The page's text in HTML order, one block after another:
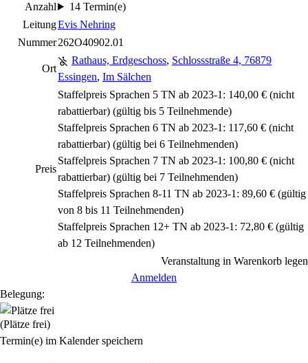
Anzahl
14 Termin(e)
LeitungEvis Nehring
Nummer262O40902.01
Ort
Rathaus, Erdgeschoss, Schlossstraße 4, 76879
Essingen, Im Sälchen
Preis
Staffelpreis Sprachen 5 TN ab 2023-1: 140,00 € (nicht
rabattierbar) (gültig bis 5 Teilnehmende)
Staffelpreis Sprachen 6 TN ab 2023-1: 117,60 € (nicht
rabattierbar) (gültig bei 6 Teilnehmenden)
Staffelpreis Sprachen 7 TN ab 2023-1: 100,80 € (nicht
rabattierbar) (gültig bei 7 Teilnehmenden)
Staffelpreis Sprachen 8-11 TN ab 2023-1: 89,60 € (gültig
von 8 bis 11 Teilnehmenden)
Staffelpreis Sprachen 12+ TN ab 2023-1: 72,80 € (gültig
ab 12 Teilnehmenden)
Veranstaltung in Warenkorb legen
Anmelden
Belegung:
(Plätze frei)
Termin(e) im Kalender speichern